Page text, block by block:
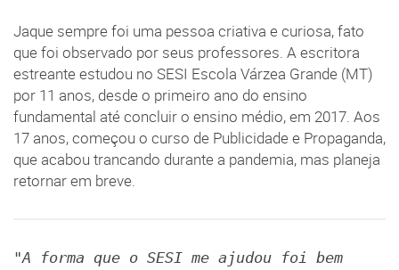
Jaque sempre foi uma pessoa criativa e curiosa, fato
que foi observado por seus professores. A escritora
estreante estudou no SESI Escola Várzea Grande (MT)
por 11 anos, desde o primeiro ano do ensino
fundamental até concluir o ensino médio, em 2017. Aos
17 anos, começou o curso de Publicidade e Propaganda,
que acabou trancando durante a pandemia, mas planeja
retornar em breve.
"A forma que o SESI me ajudou foi bem